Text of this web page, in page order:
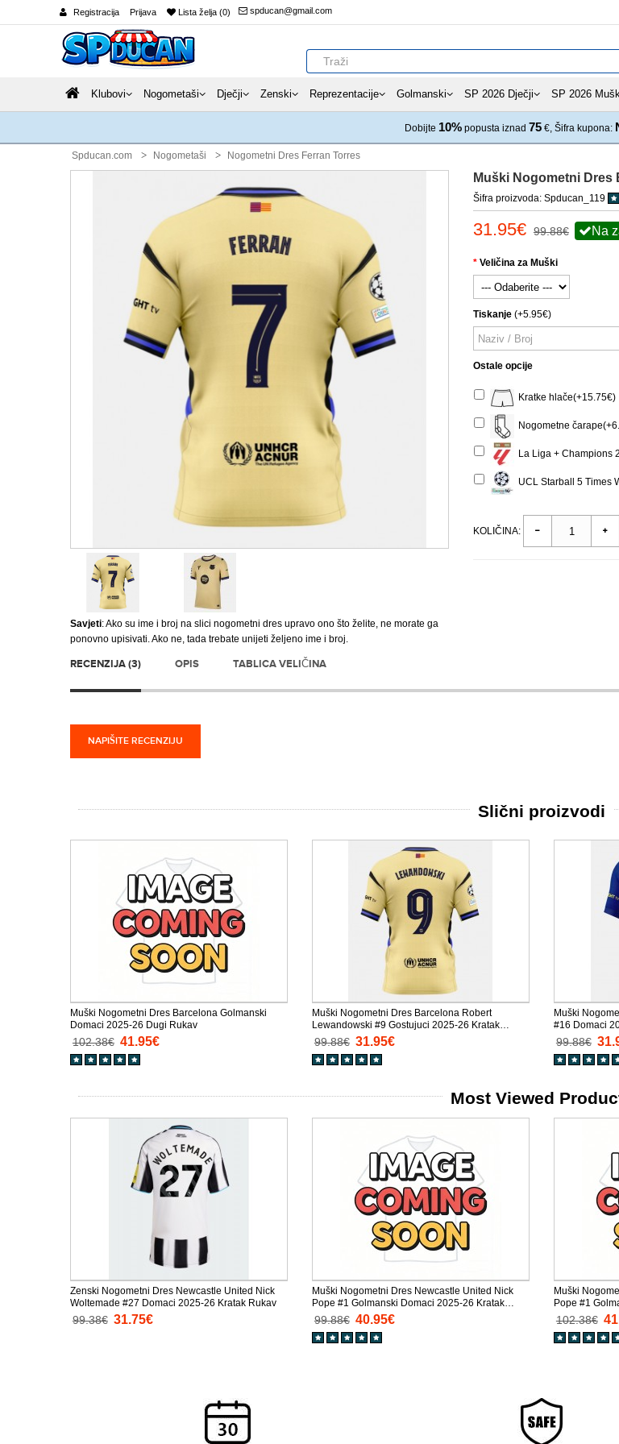
Registracija Prijava Lista želja (0) spducan@gmail.com
Klubovi Nogometaši Dječji Zenski Reprezentacije Golmanski SP 2026 Dječji SP 2026
Dobijte 10% popusta iznad 75 €, Šifra kupona:
Spducan.com Nogometaši Nogometni Dres Ferran Torres
Savjeti: Ako su ime i broj na slici nogometni dres upravo ono što želite, ne morate ga
ponovno upisivati. Ako ne, tada trebate unijeti željeno ime i broj.
Muški Nogometni Dres
Šifra proizvoda: Spducan_119
31.95€ 99.88€ Na
Veličina za Muški
Tiskanje (+5.95€)
Ostale opcije
Kratke hlače(+15.75€)
Nogometne
La Liga + Champions
UCL Starball 5 Times
KOLIČINA:
RECENZIJA (3) OPIS TABLICA VELIČINA
NAPIŠITE RECENZIJU
Slični proizvodi
Muški Nogometni Dres Barcelona Golmanski
Domaci 2025-26 Dugi Rukav
102.38€ 41.95€
Muški Nogometni Dres Barcelona Robert
Lewandowski #9 Gostujuci 2025-26 Kratak
Rukav
99.88€ 31.95€
Muški
#16 Domaci
99.88€
Most Viewed
Zenski Nogometni Dres Newcastle United Nick
Woltemade #27 Domaci 2025-26 Kratak Rukav
99.38€ 31.75€
Muški Nogometni Dres Newcastle United Nick
Pope #1 Golmanski Domaci 2025-26 Kratak
Rukav
99.88€ 40.95€
Muški
Pope #1
Rukav
102.38€